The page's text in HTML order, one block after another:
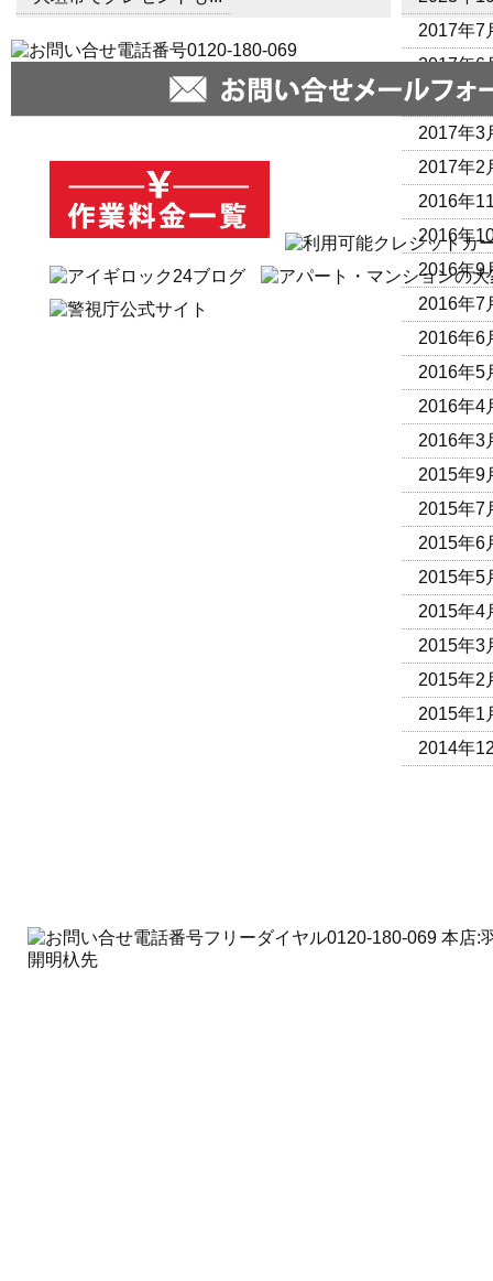
2017年7
2017年6
2017年4
2017年3
2017年2
2016年
2016年
2016年9
2016年7
2016年6
2016年5
2016年4
2016年3
2015年9
2015年7
2015年6
2015年5
2015年4
2015年3
2015年2
2015年1
2014年